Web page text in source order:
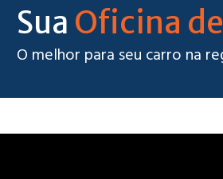
Sua Oficina
O melhor para seu carro na